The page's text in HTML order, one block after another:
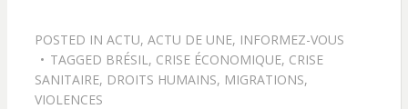
POSTED IN ACTU, ACTU DE UNE, INFORMEZ-VOUS
TAGGED BRÉSIL , CRISE ÉCONOMIQUE, CRISE
SANITAIRE, DROITS HUMAINS, MIGRATIONS,
VIOLENCES